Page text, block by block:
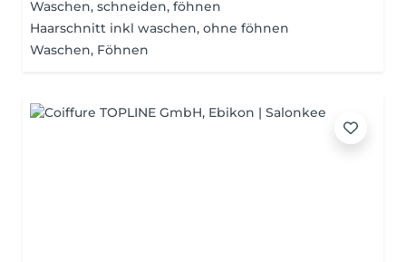
Waschen, schneiden, föhnen
Haarschnitt inkl waschen, ohne föhnen
Waschen, Föhnen